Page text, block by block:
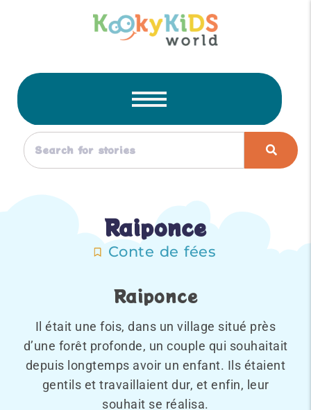
Raiponce
Conte de fées
Raiponce
Il était une fois, dans un village situé près
d’une forêt profonde, un couple qui souhaitait
depuis longtemps avoir un enfant. Ils étaient
gentils et travaillaient dur, et enfin, leur
souhait se réalisa.